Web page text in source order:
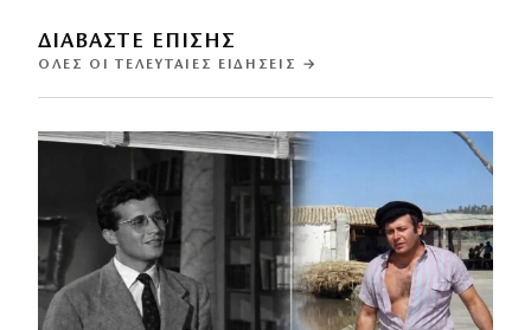
ΔΙΑΒΑΣΤΕ ΕΠΙΣΗΣ
ΌΛΕΣ ΟΙ ΤΕΛΕΥΤΑΊΕΣ ΕΙΔΉΣΕΙΣ →